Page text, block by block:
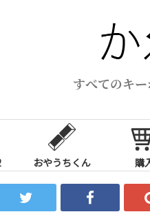
すべてのキ
おやうちくん 購